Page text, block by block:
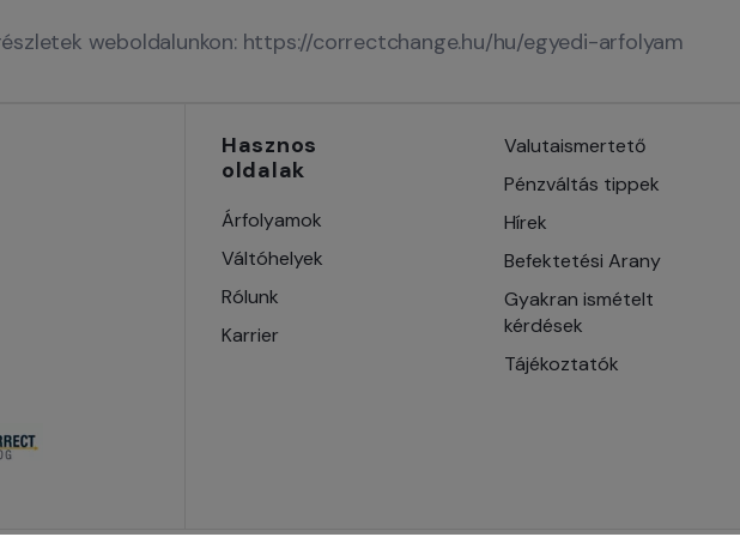
weboldalunkon: https://correctchange.hu/hu/egyedi-arfolyam
Hasznos
oldalak
Árfolyamok
Váltóhelyek
Rólunk
Karrier
Valutaismertető
Pénzváltás tippek
Hírek
Befektetési Arany
Gyakran ismételt
kérdések
Tájékoztatók